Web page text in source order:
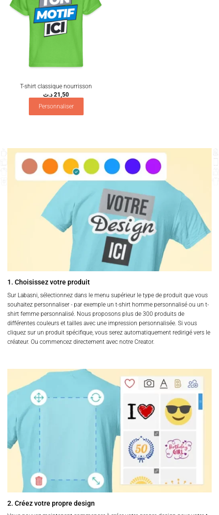
T-shirt classique nourrisson
21,50 د.ت
Personnaliser
1. Choisissez votre produit
Sur Labasni, sélectionnez dans le menu supérieur le type de produit que vous
souhaitez personnaliser - par exemple un t-shirt homme personnalisé ou un t-
shirt femme personnalisé. Nous proposons plus de 300 produits de
différentes couleurs et tailles avec une impression personnalisée. Si vous
cliquez sur un produit spécifique, vous serez automatiquement redirigé vers le
créateur. Ou commencez directement avec notre Creator.
2. Créez votre propre design